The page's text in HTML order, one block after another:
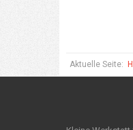
Aktuelle Seite: